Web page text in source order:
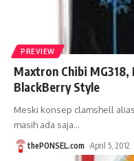
PREVIEW
Maxtron Chibi MG318,
BlackBerry Style
Meski konsep clamshell
masih ada saja…
thePONSEL.com April 5, 2012